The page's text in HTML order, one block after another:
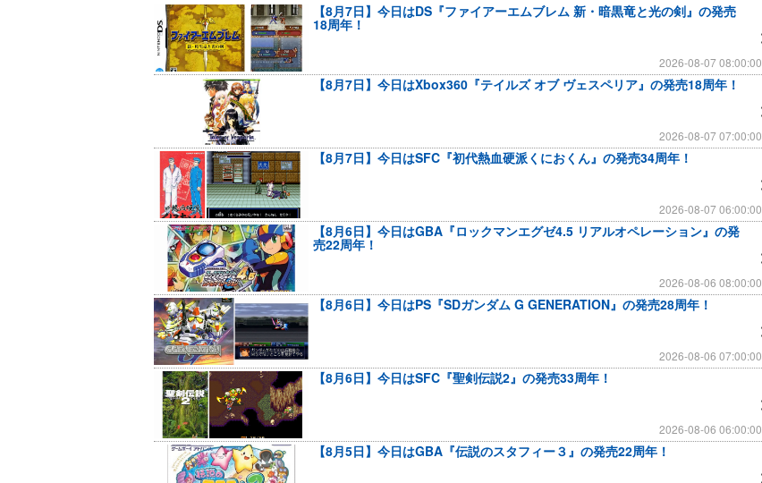
【8月7日】今日はDS『ファイアーエムブレム 新・暗黒竜と光の剣』の発売
18周年！
2026-08-07 08:00:00
【8月7日】今日はXbox360『テイルズ オブ ヴェスペリア』の発売18周年！
2026-08-07 07:00:00
【8月7日】今日はSFC『初代熱血硬派くにおくん』の発売34周年！
2026-08-07 06:00:00
【8月6日】今日はGBA『ロックマンエグゼ4.5 リアルオペレーション』の発
売22周年！
2026-08-06 08:00:00
【8月6日】今日はPS『SDガンダム G GENERATION』の発売28周年！
2026-08-06 07:00:00
【8月6日】今日はSFC『聖剣伝説2』の発売33周年！
2026-08-06 06:00:00
【8月5日】今日はGBA『伝説のスタフィー３』の発売22周年！